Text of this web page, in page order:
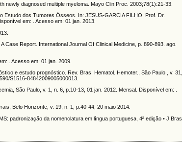
newly diagnosed multiple myeloma. Mayo Clin Proc. 2003;78(1):21-33.
Estudo dos Tumores Ósseos. In: JESUS-GARCIA FILHO, Prof. Dr.
em: . Acesso em: 01 jan. 2013.
Case Report. International Journal Of Clinical Medicine, p. 890-893. ago.
. Acesso em: 01 jan. 2009.
e estudo prognóstico. Rev. Bras. Hematol. Hemoter., São Paulo , v. 31,
S1516-84842009005000013.
São Paulo, v. 1, n. 6, p.10-13, 01 jan. 2012. Mensal. Disponível em: .
Belo Horizonte, v. 19, n. 1, p.40-44, 20 maio 2014.
padronização da nomenclatura em língua portuguesa, 4ª edição • J Bras